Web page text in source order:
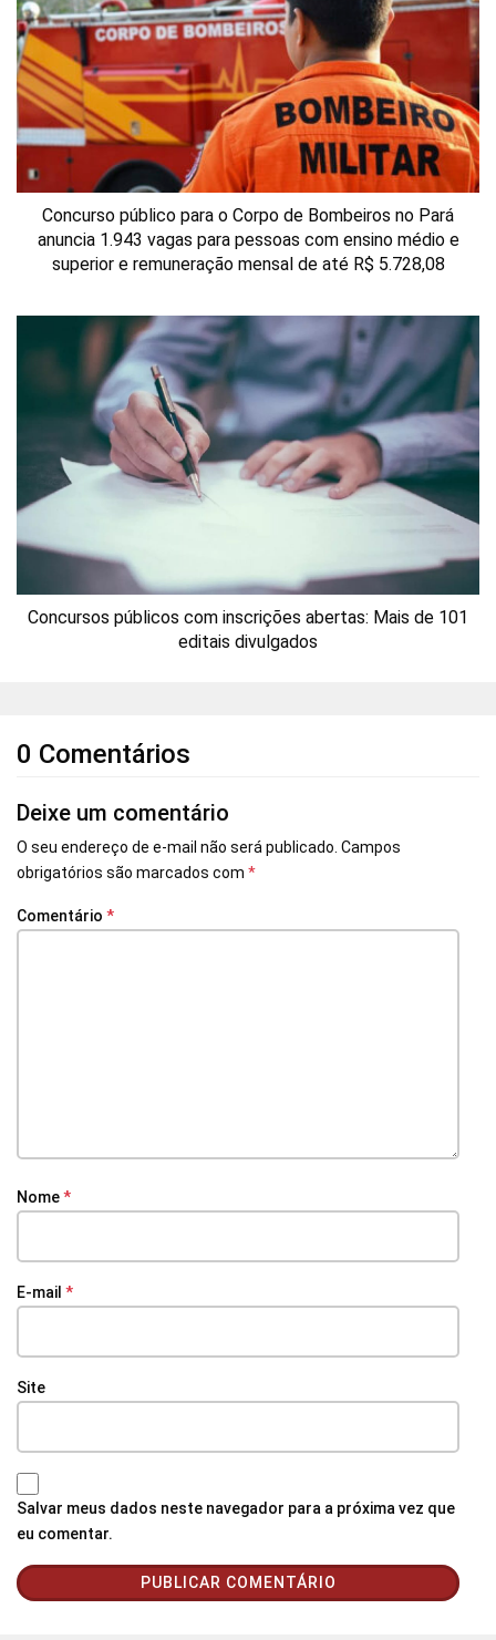
Concurso público para o Corpo de Bombeiros no Pará
anuncia 1.943 vagas para pessoas com ensino médio e
superior e remuneração mensal de até R$ 5.728,08
Concursos públicos com inscrições abertas: Mais de 101
editais divulgados
0 Comentários
Deixe um comentário
O seu endereço de e-mail não será publicado. Campos
obrigatórios são marcados com *
Comentário *
Nome*
E-mail *
Site
Salvar meus dados neste navegador para a próxima vez que
eu comentar.